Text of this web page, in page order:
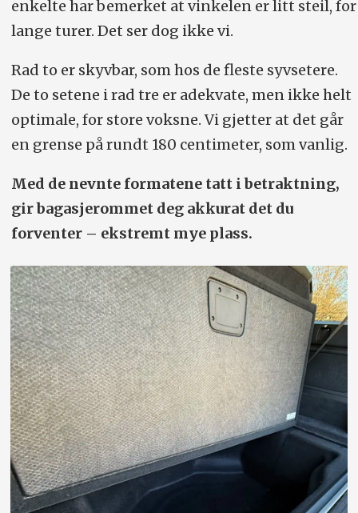
enkelte har bemerket at vinkelen er litt steil, for
lange turer. Det ser dog ikke vi.
Rad to er skyvbar, som hos de fleste syvsetere.
De to setene i rad tre er adekvate, men ikke helt
optimale, for store voksne. Vi gjetter at det går
en grense på rundt 180 centimeter, som vanlig.
Med de nevnte formatene tatt i betraktning,
gir bagasjerommet deg akkurat det du
forventer – ekstremt mye plass.